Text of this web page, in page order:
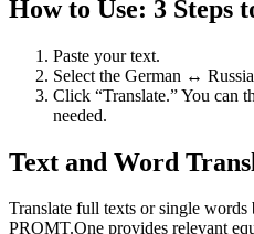
How to Use: 3 Steps
Paste your text.
Select the German ↔
Click “Translate.” You can
needed.
Text and Word
Translate full texts or single words
PROMT.One provides relevant